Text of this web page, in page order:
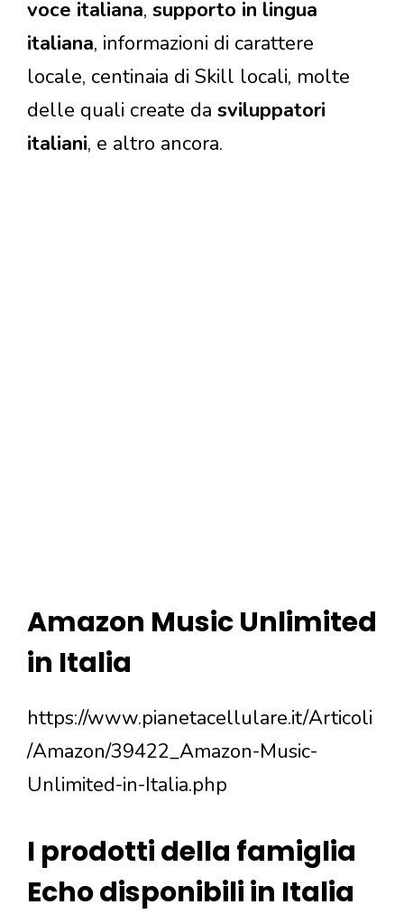
voce italiana, supporto in lingua
italiana, informazioni di carattere
locale, centinaia di Skill locali, molte
delle quali create da sviluppatori
italiani, e altro ancora.
Amazon Music Unlimited
in Italia
https://www.pianetacellulare.it/Articoli
/Amazon/39422_Amazon-Music-
Unlimited-in-Italia.php
I prodotti della famiglia
Echo disponibili in Italia